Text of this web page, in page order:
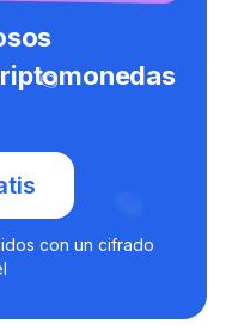
con un cifrado